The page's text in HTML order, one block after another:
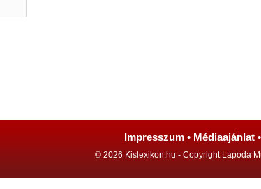
Impresszum • Médiaajánlat •
© 2026 Kislexikon.hu - Copyright Lapoda